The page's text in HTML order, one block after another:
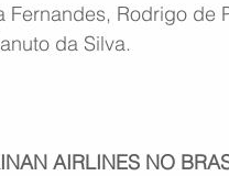
Fernandes, Rodrigo de
da Silva.
AIRLINES NO